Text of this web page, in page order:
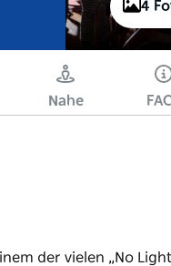
4
Nahe
der vielen „No